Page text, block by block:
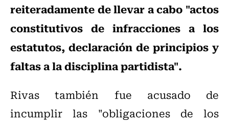
reiteradamente de llevar a cabo "actos
constitutivos de infracciones a los
estatutos, declaración de principios y
faltas a la disciplina partidista".
Rivas también fue acusado de
incumplir las "obligaciones de los